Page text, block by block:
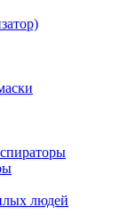
людей